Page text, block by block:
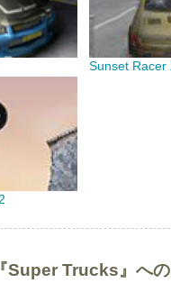
Sunset Racer
Super Trucks』への